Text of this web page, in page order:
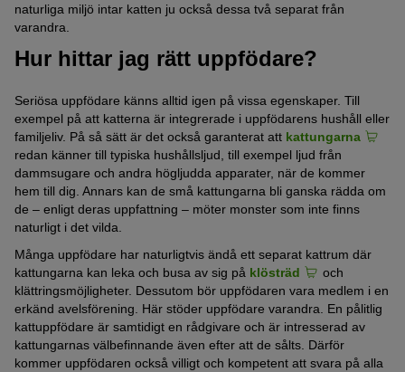
naturliga miljö intar katten ju också dessa två separat från
varandra.
Hur hittar jag rätt uppfödare?
Seriösa uppfödare känns alltid igen på vissa egenskaper. Till
exempel på att katterna är integrerade i uppfödarens hushåll eller
familjeliv. På så sätt är det också garanterat att kattungarna
redan känner till typiska hushållsljud, till exempel ljud från
dammsugare och andra högljudda apparater, när de kommer
hem till dig. Annars kan de små kattungarna bli ganska rädda om
de – enligt deras uppfattning – möter monster som inte finns
naturligt i det vilda.
Många uppfödare har naturligtvis ändå ett separat kattrum där
kattungarna kan leka och busa av sig på klösträd
och
klättringsmöjligheter. Dessutom bör uppfödaren vara medlem i en
erkänd avelsförening. Här stöder uppfödare varandra. En pålitlig
kattuppfödare är samtidigt en rådgivare och är intresserad av
kattungarnas välbefinnande även efter att de sålts. Därför
kommer uppfödaren också villigt och kompetent att svara på alla